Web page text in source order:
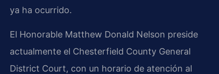
ya ha ocurrido.
El Honorable Matthew Donald Nelson preside
actualmente el Chesterfield County General
District Court, con un horario de atención al